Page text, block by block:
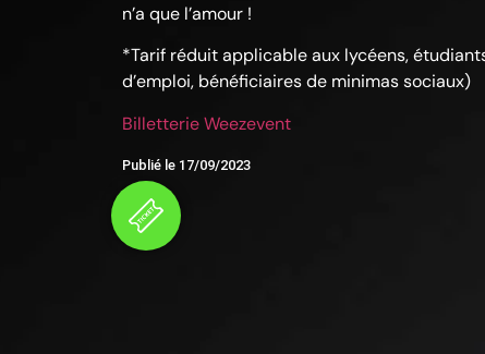
n’a que l’amour !
*Tarif réduit applicable aux lycéens,
d’emploi, bénéficiaires de minimas sociaux)
Billetterie Weezevent
Publié le 17/09/2023